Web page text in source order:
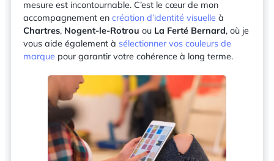
mesure est incontournable. C’est le cœur de mon
accompagnement en création d’identité visuelle à
Chartres, Nogent-le-Rotrou ou La Ferté Bernard, où je
vous aide également à sélectionner vos couleurs de
marque pour garantir votre cohérence à long terme.